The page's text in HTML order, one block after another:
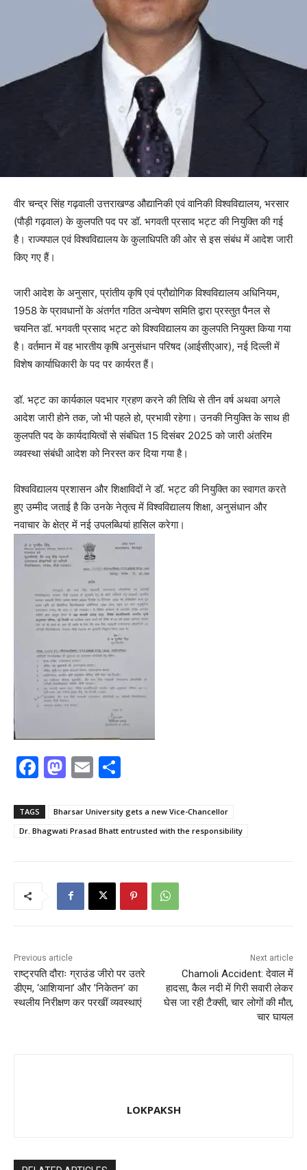
वीर चन्द्र सिंह गढ़वाली उत्तराखण्ड औद्यानिकी एवं वानिकी विश्वविद्यालय, भरसार
(पौड़ी गढ़वाल) के कुलपति पद पर डॉ. भगवती प्रसाद भट्ट की नियुक्ति की गई
है। राज्यपाल एवं विश्वविद्यालय के कुलाधिपति की ओर से इस संबंध में आदेश जारी
किए गए हैं।
जारी आदेश के अनुसार, प्रांतीय कृषि एवं प्रौद्योगिक विश्वविद्यालय अधिनियम,
1958 के प्रावधानों के अंतर्गत गठित अन्वेषण समिति द्वारा प्रस्तुत पैनल से
चयनित डॉ. भगवती प्रसाद भट्ट को विश्वविद्यालय का कुलपति नियुक्त किया गया
है। वर्तमान में वह भारतीय कृषि अनुसंधान परिषद (आईसीएआर), नई दिल्ली में
विशेष कार्याधिकारी के पद पर कार्यरत हैं।
डॉ. भट्ट का कार्यकाल पदभार ग्रहण करने की तिथि से तीन वर्ष अथवा अगले
आदेश जारी होने तक, जो भी पहले हो, प्रभावी रहेगा। उनकी नियुक्ति के साथ ही
कुलपति पद के कार्यदायित्वों से संबंधित 15 दिसंबर 2025 को जारी अंतरिम
व्यवस्था संबंधी आदेश को निरस्त कर दिया गया है।
विश्वविद्यालय प्रशासन और शिक्षाविदों ने डॉ. भट्ट की नियुक्ति का स्वागत करते
हुए उम्मीद जताई है कि उनके नेतृत्व में विश्वविद्यालय शिक्षा, अनुसंधान और
नवाचार के क्षेत्र में नई उपलब्धियां हासिल करेगा।
F
c
e
M
st
o
o
n
E
ai
l
ar
e
TAGS
Bharsar University gets a new Vice-Chancellor
Dr. Bhagwati Prasad Bhatt entrusted with the responsibility
Previous article
राष्ट्रपति दौराः ग्राउंड जीरो पर उतरे
डीएम, ‘आशियाना’ और ’निकेतन’ का
स्थलीय निरीक्षण कर परखीं व्यवस्थाएं
Next article
Chamoli Accident: देवाल में
हादसा, कैल नदी में गिरी सवारी लेकर
घेस जा रही टैक्सी, चार लोगों की मौत,
चार घायल
LOKPAKSH